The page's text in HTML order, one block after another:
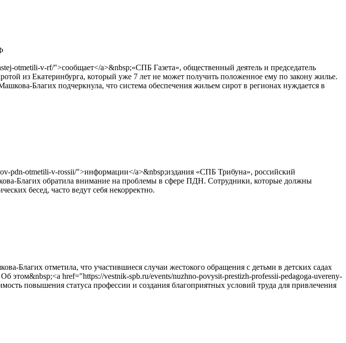
otmetili-v-rf/">сообщает</a>&nbsp;«СПБ Газета», общественный деятель и председатель
из Екатеринбурга, который уже 7 лет не может получить положенное ему по закону жилье.
Благих подчеркнула, что система обеспечения жильем сирот в регионах нуждается в
pdn-otmetili-v-rossii/">информации</a>&nbsp;издания «СПБ Трибуна», российский
Благих обратила внимание на проблемы в сфере ПДН. Сотрудники, которые должны
бесед, часто ведут себя некорректно.
Благих отметила, что участившиеся случаи жестокого обращения с детьми в детских садах
этом&nbsp;<a href="https://vestnik-spb.ru/events/nuzhno-povysit-prestizh-professii-pedagoga-uvereny-
повышения статуса профессии и создания благоприятных условий труда для привлечения